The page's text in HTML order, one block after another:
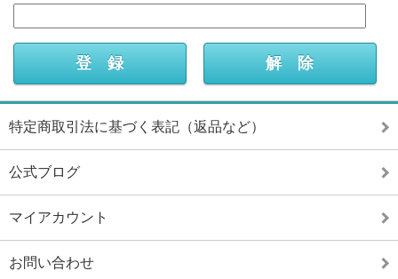
特定商取引法に基づく表記（返品など）
公式ブログ
マイアカウント
お問い合わせ